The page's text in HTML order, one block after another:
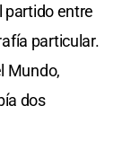
partido entre
particular.
Mundo,
dos